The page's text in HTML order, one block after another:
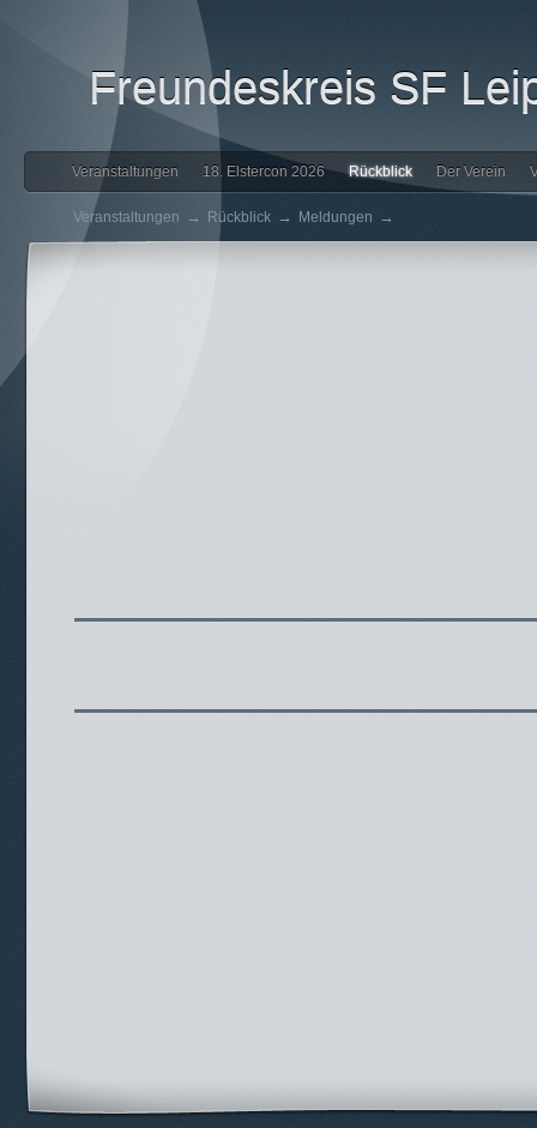
Freundeskreis SF
Veranstaltungen 18. Elstercon 2026 Rückblick Der Verein
Veranstaltungen → Rückblick → Meldungen →